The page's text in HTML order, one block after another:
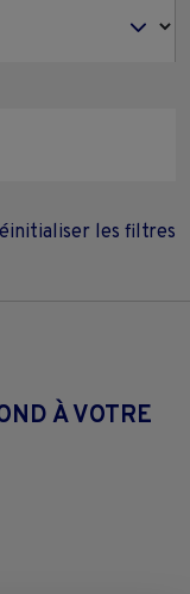
les filtres
À VOTRE